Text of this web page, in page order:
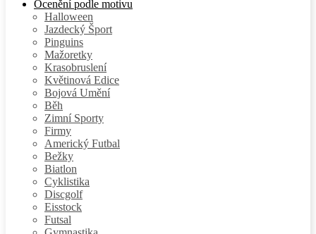
Ocenění podle motivu
Halloween
Jazdecký Šport
Pinguins
Mažoretky
Krasobruslení
Květinová Edice
Bojová Umění
Běh
Zimní Sporty
Firmy
Americký Futbal
Bežky
Biatlon
Cyklistika
Discgolf
Eisstock
Futsal